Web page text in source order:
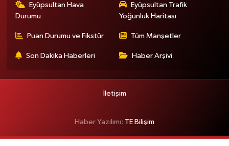
Eyüpsultan Hava
Durumu
Eyüpsultan Trafik
Yoğunluk Haritası
Puan Durumu ve Fikstür Tüm Manşetler
Son Dakika Haberleri Haber Arşivi
İletişim
Haber Yazılımı: TE Bilişim